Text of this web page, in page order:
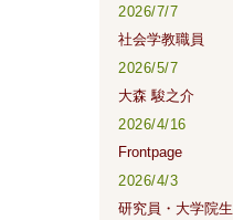
2026/7/7
社会学教職員
2026/5/7
大森 駿之介
2026/4/16
Frontpage
2026/4/3
研究員・大学院生